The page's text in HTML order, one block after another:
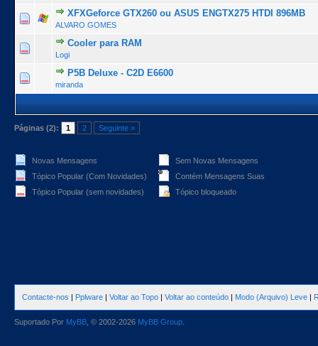
XFXGeforce GTX260 ou ASUS ENGTX275 HTDI 896MB
ALVARO GOMES
0 Voto(s) - 0 de 5 na totalidade
12345
Cooler para RAM
Logi
0 Voto(s) - 0 de 5 na totalidade
P5B Deluxe - C2D E6600
miranda
0 Voto(s) - 0 de 5 na totalidade
12345
Páginas (2): 1 2 Seguinte »
Novas Mensagens
Tópico Popular (Com Novidades)
Tópico Popular (sem novidades)
Sem Novas Mensagens
Contém Mensagens Suas
Tópico bloqueado
Contacte-nos | Pplware | Voltar ao Topo | Voltar ao conteúdo | Modo (Arquivo) Leve |
Suportado Por MyBB , © 2002-2026 MyBB Group